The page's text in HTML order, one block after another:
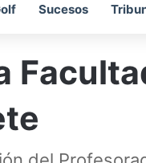
Sucesos